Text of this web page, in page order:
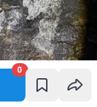
0